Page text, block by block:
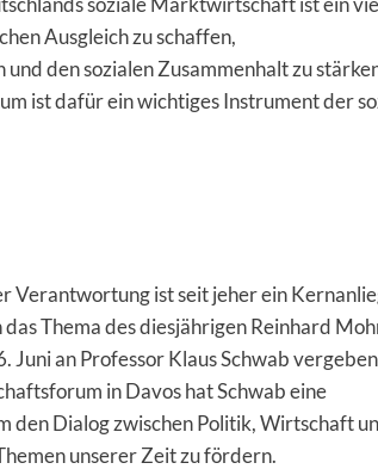
Ausgleich zu schaffen,
den sozialen Zusammenhalt zu
ist dafür ein wichtiges Instrument der
Verantwortung ist seit jeher ein
Thema des diesjährigen Reinhard
Juni an Professor Klaus Schwab
in Davos hat Schwab eine
den Dialog zwischen Politik, Wirtschaft
unserer Zeit zu fördern.